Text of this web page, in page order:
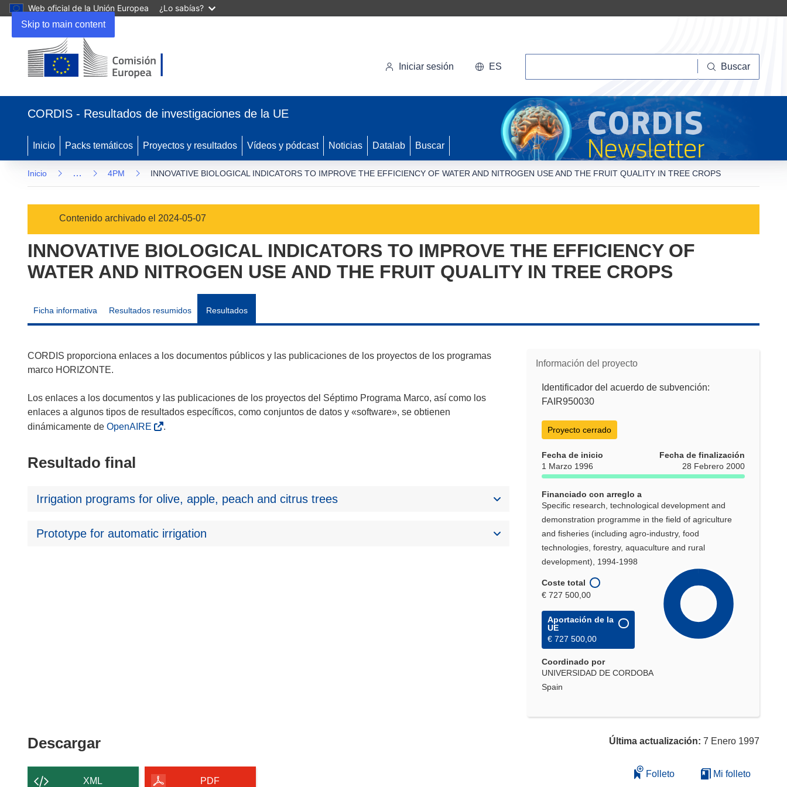
Skip to main content
Web oficial de la Unión Europea ¿Lo sabías?
en
nueva
ventana)
Iniciar sesión ES Buscar
CORDIS - Resultados de investigaciones de la UE
Inicio Packs temáticos Proyectos y resultados Vídeos y pódcast Noticias Datalab Buscar
Inicio … 4PM INNOVATIVE BIOLOGICAL INDICATORS TO IMPROVE THE EFFICIENCY OF WATER AND NITROGEN USE AND THE FRUIT QUALITY IN TREE CROPS
Contenido archivado el 2024-05-07
INNOVATIVE BIOLOGICAL INDICATORS TO IMPROVE THE EFFICIENCY OF
WATER AND NITROGEN USE AND THE FRUIT QUALITY IN TREE CROPS
Ficha informativa Resultados resumidos Resultados
Información del proyecto
Identificador del acuerdo de subvención:
FAIR950030
Proyecto cerrado
Fecha de inicio
1 Marzo 1996
Fecha de finalización
28 Febrero 2000
Financiado con arreglo a
Specific research, technological development and
demonstration programme in the field of agriculture
and fisheries (including agro-industry, food
technologies, forestry, aquaculture and rural
development), 1994-1998
Coste total
€ 727 500,00
Aportación de la
UE
€ 727 500,00
Coordinado por
UNIVERSIDAD DE CORDOBA
Spain
CORDIS proporciona enlaces a los documentos públicos y las publicaciones de los proyectos de los programas
marco HORIZONTE.
Los enlaces a los documentos y las publicaciones de los proyectos del Séptimo Programa Marco, así como los
enlaces a algunos tipos de resultados específicos, como conjuntos de datos y «software», se obtienen
dinámicamente de OpenAIRE .
Resultado final
Irrigation programs for olive, apple, peach and citrus trees
Prototype for automatic irrigation
DescargarDescargar
contenido
XML PDF
Última actualización: 7 Enero 1997
Folleto Mi folleto